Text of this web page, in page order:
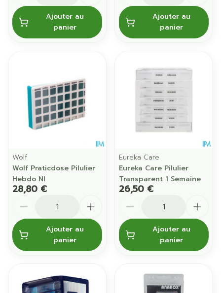
Ajouter au
panier
Ajouter au
panier
Wolf
Wolf Praticdose Pilulier
Hebdo Nl
28,80 €
Ajouter au
panier
Eureka Care
Eureka Care Pilulier
Transparent 1 Semaine
26,50 €
Ajouter au
panier